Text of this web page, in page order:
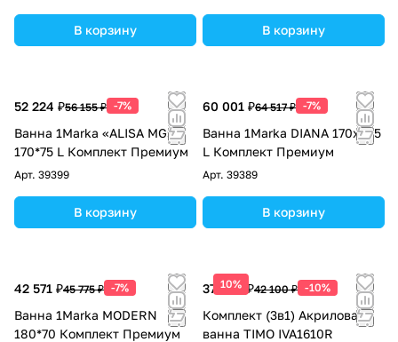
В корзину В корзину
52 224 ₽56 155 ₽ -7%
Ванна 1Marka «ALISA MG»
170*75 L Комплект Премиум
Арт. 39399
В корзину
60 001 ₽64 517 ₽ -7%
Ванна 1Marka DIANA 170x105
L Комплект Премиум
Арт. 39389
В корзину
42 571 ₽45 775 ₽ -7%
Ванна 1Marka MODERN
180*70 Комплект Премиум
10%
37 890 ₽42 100 ₽ -10%
Комплект (3в1) Акриловая
ванна TIMO IVA1610R